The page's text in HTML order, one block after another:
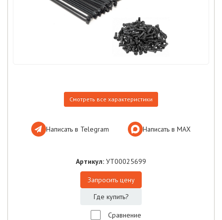
Смотреть все характеристики
Написать в Telegram Написать в МАХ
Артикул: УТ00025699
Запросить цену
Где купить?
Сравнение